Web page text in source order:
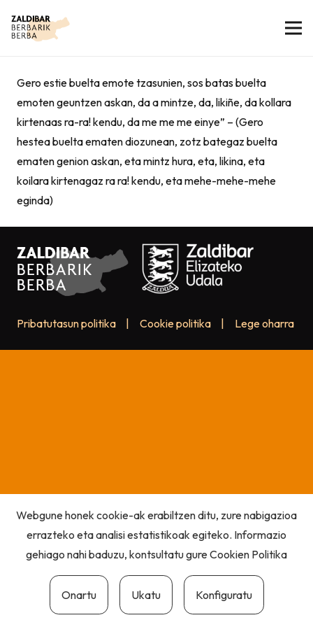
Gero estie buelta emote tzasunien, sos batas buelta
emoten geuntzen askan, da a mintze, da, likiñe, da kollara
kirtenaas ra-ra! kendu, da me me me einye” – (Gero
hestea buelta ematen diozunean, zotz bategaz buelta
ematen genion askan, eta mintz hura, eta, likina, eta
koilara kirtenagaz ra ra! kendu, eta mehe-mehe-mehe
eginda)
Pribatutasun politika Cookie politika Lege oharra
Webgune honek cookie-ak erabiltzen ditu, zure nabigazioa
errazteko eta analisi estatistikoak egiteko. Informazio
gehiago nahi baduzu, kontsultatu gureCookien Politika
Onartu Ukatu Konfiguratu